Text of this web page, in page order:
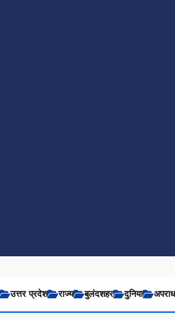
उत्तर प्रदेश राज्य बुलंदशहर दुनिया अपराध